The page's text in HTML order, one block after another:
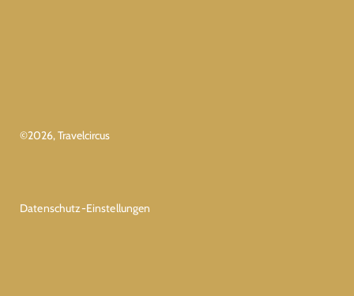
©2026, Travelcircus
Datenschutz-Einstellungen